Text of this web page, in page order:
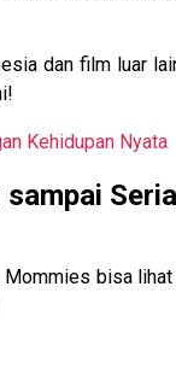
dan film luar
Kehidupan Nyata
Mommies bisa